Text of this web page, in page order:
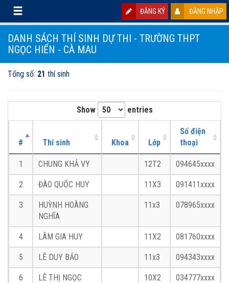
ĐĂNG KÝ ĐĂNG NHẬP
DANH SÁCH THÍ SINH DỰ THI - TRƯỜNG THPT
NGỌC HIỂN - CÀ MAU
Tổng số: 21 thí sinh
Show entries
# Thí sinh Khoa Lớp
Số điện
thoại
1 CHUNG KHẢ VY 12T2 094645xxxx
2 ĐÀO QUỐC HUY 11X3 091411xxxx
3
HUỲNH HOÀNG
NGHĨA
11x3 078965xxxx
4 LÂM GIA HUY 11X2 081760xxxx
5 LÊ DUY BẢO 11x3 094343xxxx
6
LÊ THỊ NGỌC
10X2 034777xxxx